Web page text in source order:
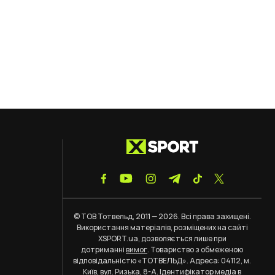
© ТОВ Тотвельд, 2011 — 2026. Всі права захищені.
Використання матеріалів, розміщених на сайті
XSPORT.ua, дозволяється лише при
дотриманнівимог. Товариство з обмеженою
відповідальністю «ТОТВЕЛЬД». Адреса: 04112, м.
Київ, вул. Ризька, 8-А. Ідентифікатор медіа в